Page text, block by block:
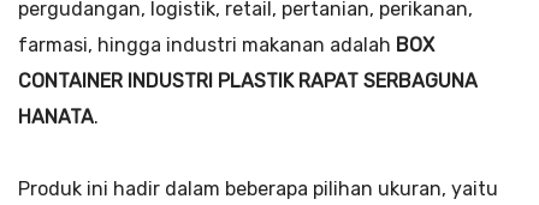
pergudangan, logistik, retail, pertanian, perikanan,
farmasi, hingga industri makanan adalah BOX
CONTAINER INDUSTRI PLASTIK RAPAT SERBAGUNA
HANATA.
Produk ini hadir dalam beberapa pilihan ukuran, yaitu